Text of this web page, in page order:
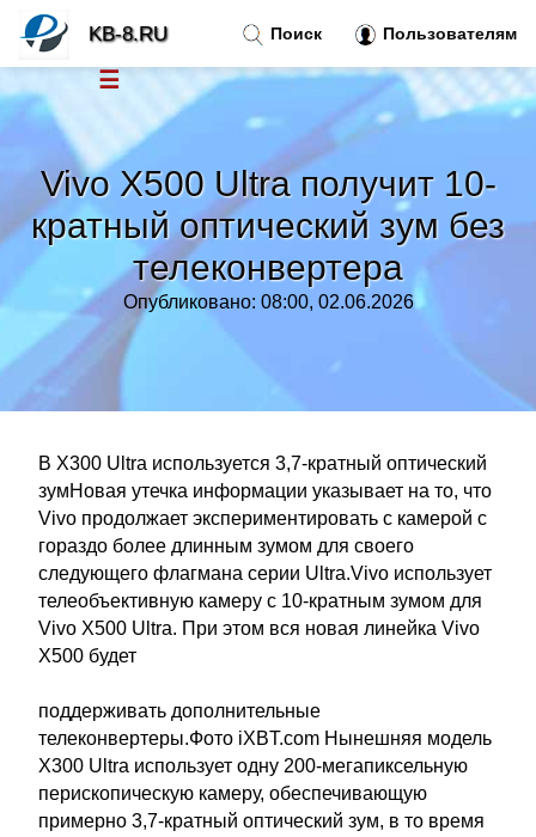
Vivo X500 Ultra получит 10-
кратный оптический зум без
телеконвертера
Опубликовано: 08:00, 02.06.2026
В X300 Ultra используется 3,7-кратный оптический
зумНовая утечка информации указывает на то, что
Vivo продолжает экспериментировать с камерой с
гораздо более длинным зумом для своего
следующего флагмана серии Ultra.Vivo использует
телеобъективную камеру с 10-кратным зумом для
Vivo X500 Ultra. При этом вся новая линейка Vivo
X500 будет
поддерживать дополнительные
телеконвертеры.Фото iXBT.com Нынешняя модель
X300 Ultra использует одну 200-мегапиксельную
перископическую камеру, обеспечивающую
примерно 3,7-кратный оптический зум, в то время
Поиск Пользователям
KB-8.RU
☰
Новости
Тренды новостей »
»
Правила »
Контакт»